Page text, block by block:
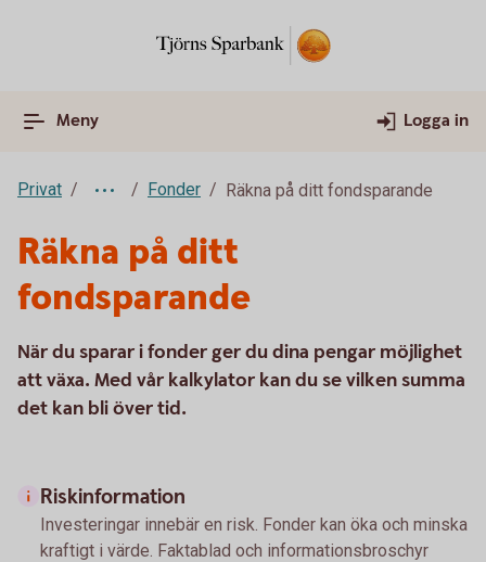
Meny Logga in
Privat Fonder Räkna på ditt fondsparande
Räkna på ditt
fondsparande
När du sparar i fonder ger du dina pengar möjlighet
att växa. Med vår kalkylator kan du se vilken summa
det kan bli över tid.
Riskinformation
Investeringar innebär en risk. Fonder kan öka och minska
kraftigt i värde. Faktablad och informationsbroschyr